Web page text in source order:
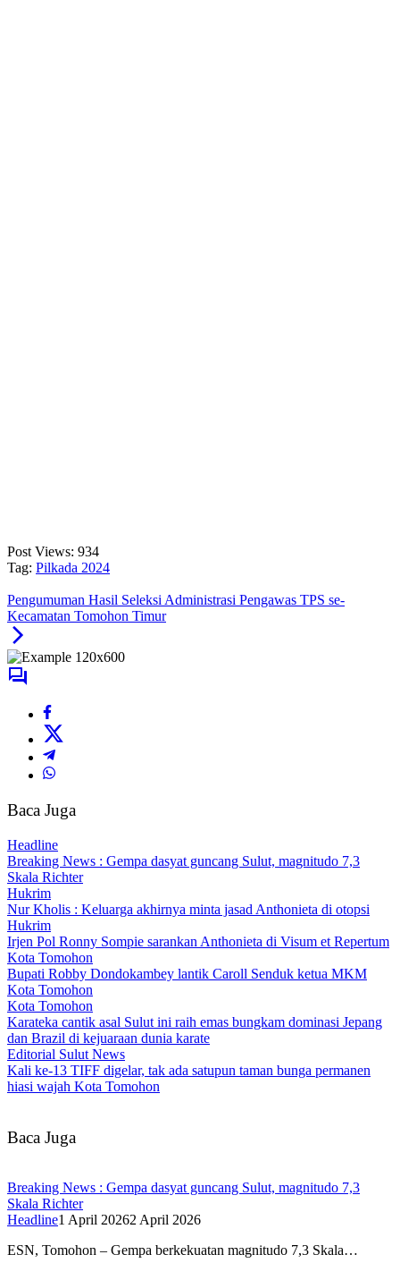
Post Views: 934
Tag: Pilkada 2024
Pengumuman Hasil Seleksi Administrasi Pengawas TPS se-
Kecamatan Tomohon Timur
Baca Juga
Headline
Breaking News : Gempa dasyat guncang Sulut, magnitudo 7,3
Skala Richter
Hukrim
Nur Kholis : Keluarga akhirnya minta jasad Anthonieta di otopsi
Hukrim
Irjen Pol Ronny Sompie sarankan Anthonieta di Visum et Repertum
Kota Tomohon
Bupati Robby Dondokambey lantik Caroll Senduk ketua MKM
Kota Tomohon
Kota Tomohon
Karateka cantik asal Sulut ini raih emas bungkam dominasi Jepang
dan Brazil di kejuaraan dunia karate
Editorial Sulut News
Kali ke-13 TIFF digelar, tak ada satupun taman bunga permanen
hiasi wajah Kota Tomohon
Baca Juga
Breaking News : Gempa dasyat guncang Sulut, magnitudo 7,3
Skala Richter
Headline1 April 20262 April 2026
ESN, Tomohon – Gempa berkekuatan magnitudo 7,3 Skala…